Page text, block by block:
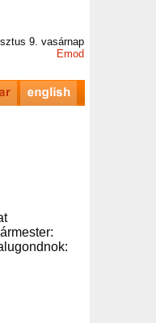
9. vasárnap
Emod